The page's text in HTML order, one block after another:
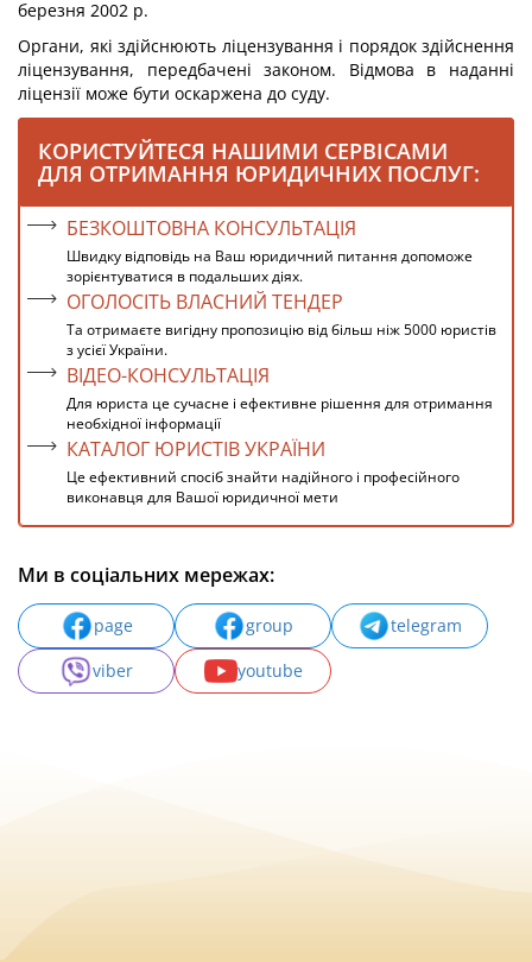
березня 2002 р.
Органи, які здійснюють ліцензування і порядок здійснення
ліцензування, передбачені законом. Відмова в наданні
ліцензії може бути оскаржена до суду.
КОРИСТУЙТЕСЯ НАШИМИ СЕРВІСАМИ
ДЛЯ ОТРИМАННЯ ЮРИДИЧНИХ ПОСЛУГ:
БЕЗКОШТОВНА КОНСУЛЬТАЦІЯ
Швидку відповідь на Ваш юридичний питання допоможе
зорієнтуватися в подальших діях.
ОГОЛОСІТЬ ВЛАСНИЙ ТЕНДЕР
Та отримаєте вигідну пропозицію від більш ніж 5000 юристів
з усієї України.
ВІДЕО-КОНСУЛЬТАЦІЯ
Для юриста це сучасне і ефективне рішення для отримання
необхідної інформації
КАТАЛОГ ЮРИСТІВ УКРАЇНИ
Це ефективний спосіб знайти надійного і професійного
виконавця для Вашої юридичної мети
Ми в соціальних мережах:
page group
telegram
viber
youtube